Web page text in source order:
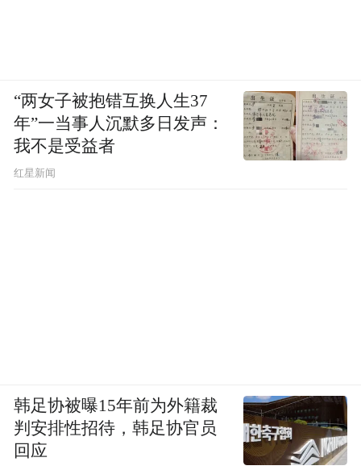
“两女子被抱错互换人生37
年”一当事人沉默多日发声：
我不是受益者
红星新闻
韩足协被曝15年前为外籍裁
判安排性招待，韩足协官员
回应